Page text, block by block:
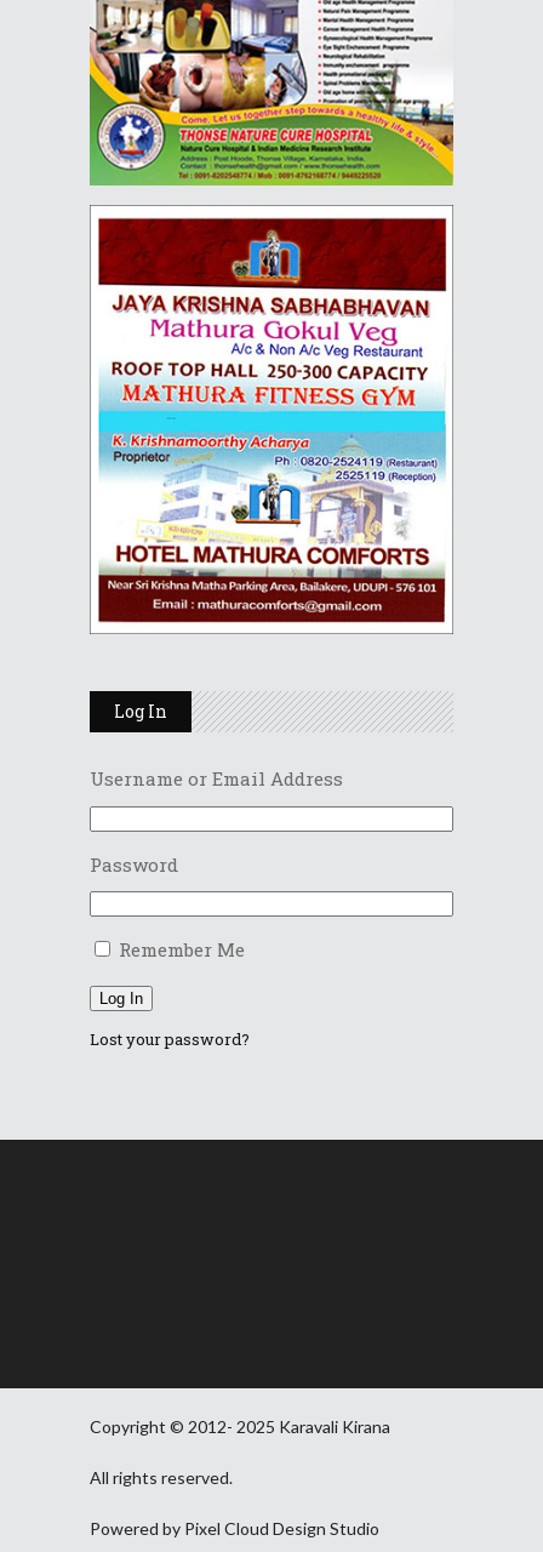
Log In
Username or Email Address
Password
Remember Me
Log In
Lost your password?
Copyright © 2012- 2025 Karavali Kirana
All rights reserved.
Powered by Pixel Cloud Design Studio